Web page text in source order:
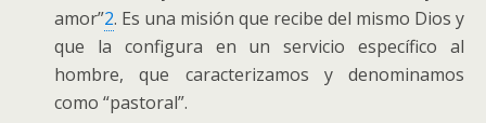
amor”2. Es una misión que recibe del mismo Dios y
que la configura en un servicio específico al
hombre, que caracterizamos y denominamos
como “pastoral”.